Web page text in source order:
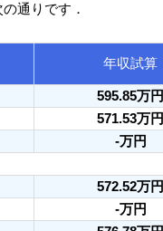
通りです．
年収試算
595.85万円
571.53万円
-万円
572.52万円
-万円